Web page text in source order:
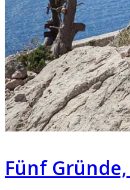
Fünf